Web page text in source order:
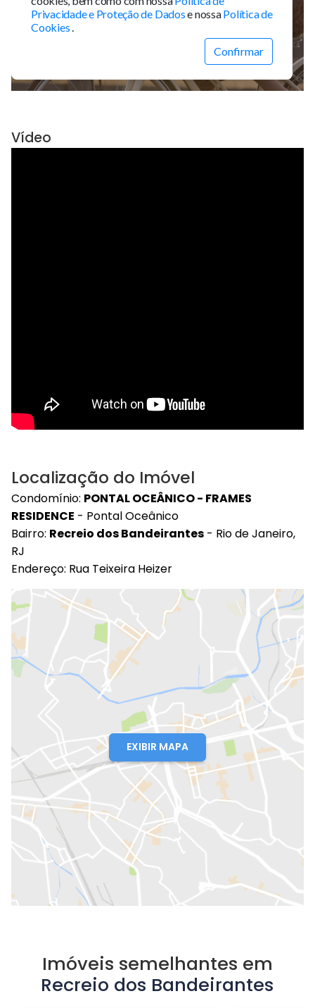
Vídeo
Localização do Imóvel
Condomínio: PONTAL OCEÂNICO - FRAMES
RESIDENCE - Pontal Oceânico
Bairro: Recreio dos Bandeirantes - Rio de Janeiro,
RJ
Endereço: Rua Teixeira Heizer
EXIBIR MAPA
Imóveis semelhantes em
Recreio dos Bandeirantes